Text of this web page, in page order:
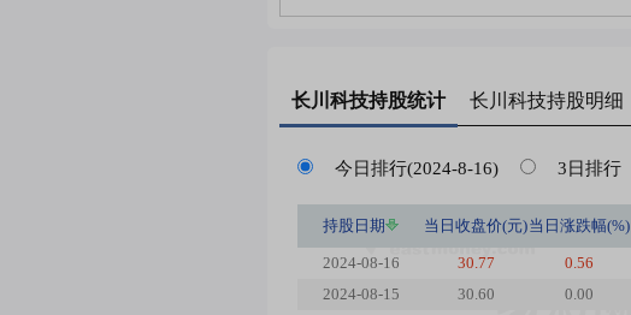
长川科技持股统计 长川科技持股明细
今日排行(2024-8-16) 3日排行
持股日期 当日收盘价(元)当日涨跌幅(%)
2024-08-16 30.77 0.56
2024-08-15
30.60 0.00